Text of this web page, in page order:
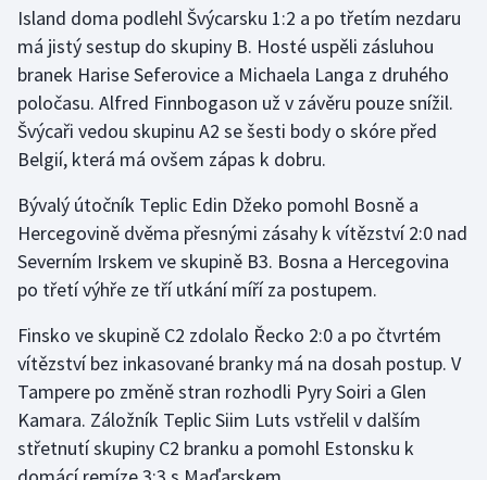
Olympijské hry
Parasport
Plavání
Ragby
Rychlobruslení
Rychlostní kanoistika
Short track
Sportovní střelba
Island doma podlehl Švýcarsku 1:2 a po třetím nezdaru
má jistý sestup do skupiny B. Hosté uspěli zásluhou
branek Harise Seferovice a Michaela Langa z druhého
poločasu. Alfred Finnbogason už v závěru pouze snížil.
Švýcaři vedou skupinu A2 se šesti body o skóre před
Belgií, která má ovšem zápas k dobru.
Bývalý útočník Teplic Edin Džeko pomohl Bosně a
Hercegovině dvěma přesnými zásahy k vítězství 2:0 nad
Severním Irskem ve skupině B3. Bosna a Hercegovina
po třetí výhře ze tří utkání míří za postupem.
Finsko ve skupině C2 zdolalo Řecko 2:0 a po čtvrtém
vítězství bez inkasované branky má na dosah postup. V
Tampere po změně stran rozhodli Pyry Soiri a Glen
Kamara. Záložník Teplic Siim Luts vstřelil v dalším
střetnutí skupiny C2 branku a pomohl Estonsku k